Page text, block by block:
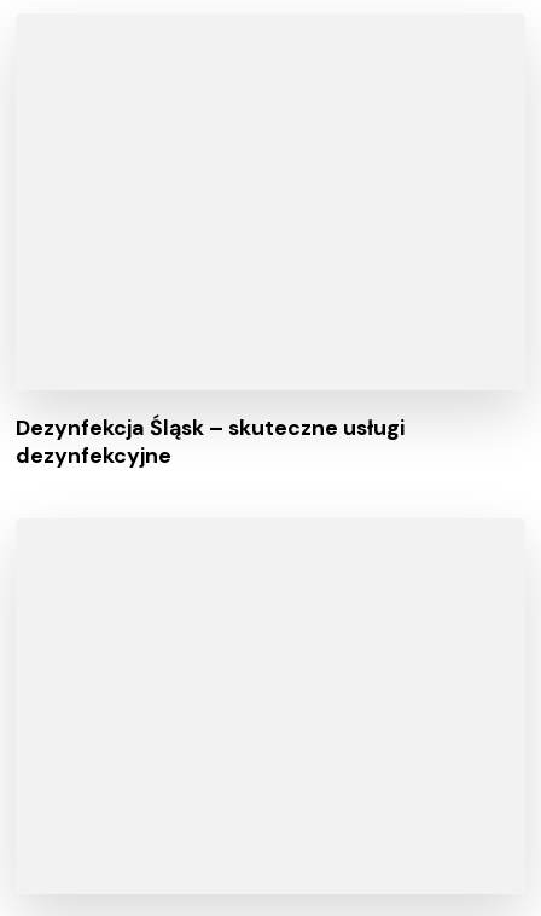
Dezynfekcja Śląsk – skuteczne usługi
dezynfekcyjne